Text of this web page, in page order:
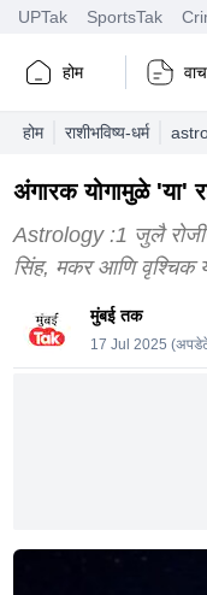
UPTak SportsTak
होम
होम राशीभविष्य-धर्म
अंगारक योगामुळे 'या'
Astrology :1 जुलै
सिंह, मकर आणि वृश्चिक या
मुंबई तक
17 Jul 2025